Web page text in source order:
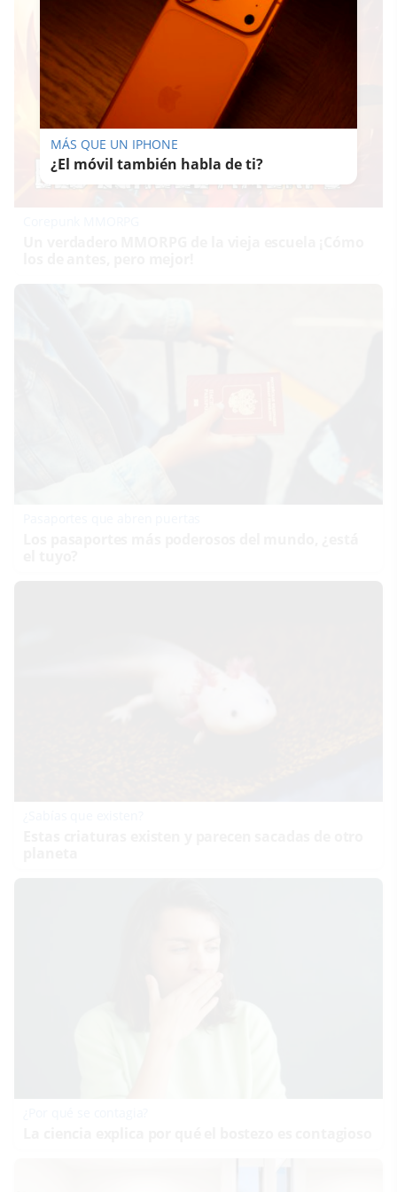
MÁS QUE UN IPHONE
¿El móvil también habla de ti?